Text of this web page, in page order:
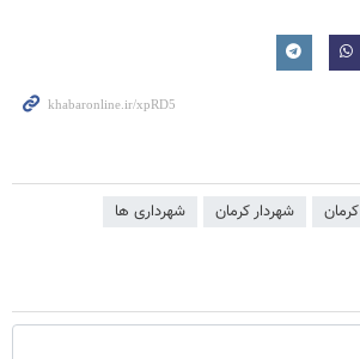
کرمان شهردار کرمان شهرداری ها